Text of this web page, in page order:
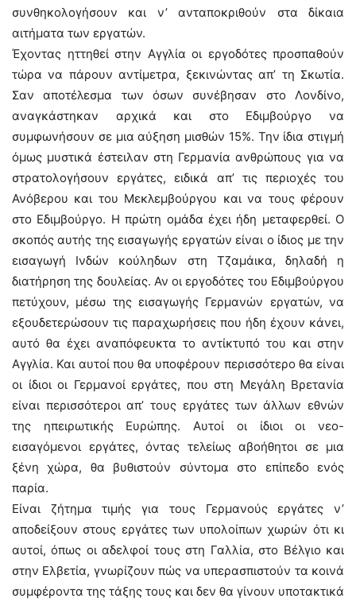
συνθηκολογήσουν και ν’ ανταποκριθούν στα δίκαια
αιτήματα των εργατών.
Έχοντας ηττηθεί στην Αγγλία οι εργοδότες προσπαθούν
τώρα να πάρουν αντίμετρα, ξεκινώντας απ’ τη Σκωτία.
Σαν αποτέλεσμα των όσων συνέβησαν στο Λονδίνο,
αναγκάστηκαν αρχικά και στο Εδιμβούργο να
συμφωνήσουν σε μια αύξηση μισθών 15%. Την ίδια στιγμή
όμως μυστικά έστειλαν στη Γερμανία ανθρώπους για να
στρατολογήσουν εργάτες, ειδικά απ’ τις περιοχές του
Ανόβερου και του Μεκλεμβούργου και να τους φέρουν
στο Εδιμβούργο. Η πρώτη ομάδα έχει ήδη μεταφερθεί. Ο
σκοπός αυτής της εισαγωγής εργατών είναι ο ίδιος με την
εισαγωγή Ινδών κούληδων στη Τζαμάικα, δηλαδή η
διατήρηση της δουλείας. Αν οι εργοδότες του Εδιμβούργου
πετύχουν, μέσω της εισαγωγής Γερμανών εργατών, να
εξουδετερώσουν τις παραχωρήσεις που ήδη έχουν κάνει,
αυτό θα έχει αναπόφευκτα το αντίκτυπό του και στην
Αγγλία. Και αυτοί που θα υποφέρουν περισσότερο θα είναι
οι ίδιοι οι Γερμανοί εργάτες, που στη Μεγάλη Βρετανία
είναι περισσότεροι απ’ τους εργάτες των άλλων εθνών
της ηπειρωτικής Ευρώπης. Αυτοί οι ίδιοι οι νεο-
εισαγόμενοι εργάτες, όντας τελείως αβοήθητοι σε μια
ξένη χώρα, θα βυθιστούν σύντομα στο επίπεδο ενός
παρία.
Είναι ζήτημα τιμής για τους Γερμανούς εργάτες ν’
αποδείξουν στους εργάτες των υπολοίπων χωρών ότι κι
αυτοί, όπως οι αδελφοί τους στη Γαλλία, στο Βέλγιο και
στην Ελβετία, γνωρίζουν πώς να υπερασπιστούν τα κοινά
συμφέροντα της τάξης τους και δεν θα γίνουν υποτακτικά